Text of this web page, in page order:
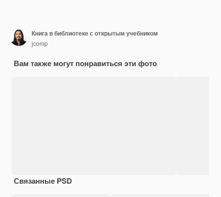
Книга в библиотеке с открытым учебником
jcomp
Вам также могут понравиться эти фото
Связанные PSD